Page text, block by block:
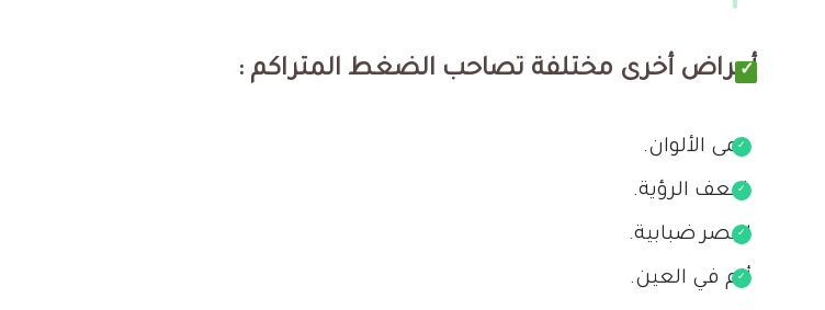
أعراض أخرى مختلفة تصاحب الضغط المتراكم :
عمى الألوان.
ضعف الرؤية.
البصر ضبابية.
ألم في العين.